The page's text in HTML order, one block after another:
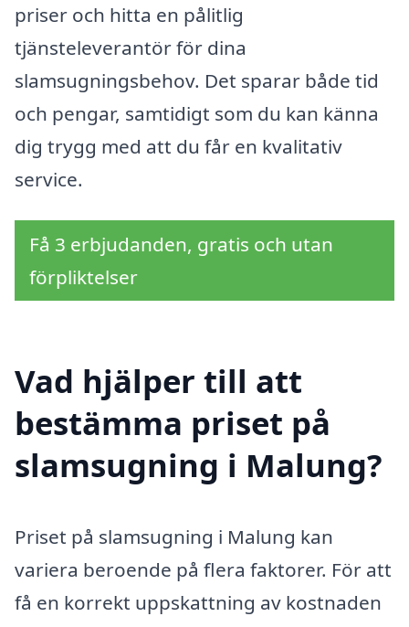
priser och hitta en pålitlig
tjänsteleverantör för dina
slamsugningsbehov. Det sparar både tid
och pengar, samtidigt som du kan känna
dig trygg med att du får en kvalitativ
service.
Få 3 erbjudanden, gratis och utan
förpliktelser
Vad hjälper till att
bestämma priset på
slamsugning i Malung?
Priset på slamsugning i Malung kan
variera beroende på flera faktorer. För att
få en korrekt uppskattning av kostnaden